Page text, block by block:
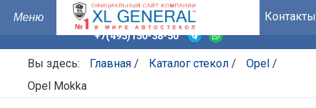
Контакты
+7(495)150-38-50
Вы здесь: Главная / Каталог стекол / Opel /
Opel Mokka